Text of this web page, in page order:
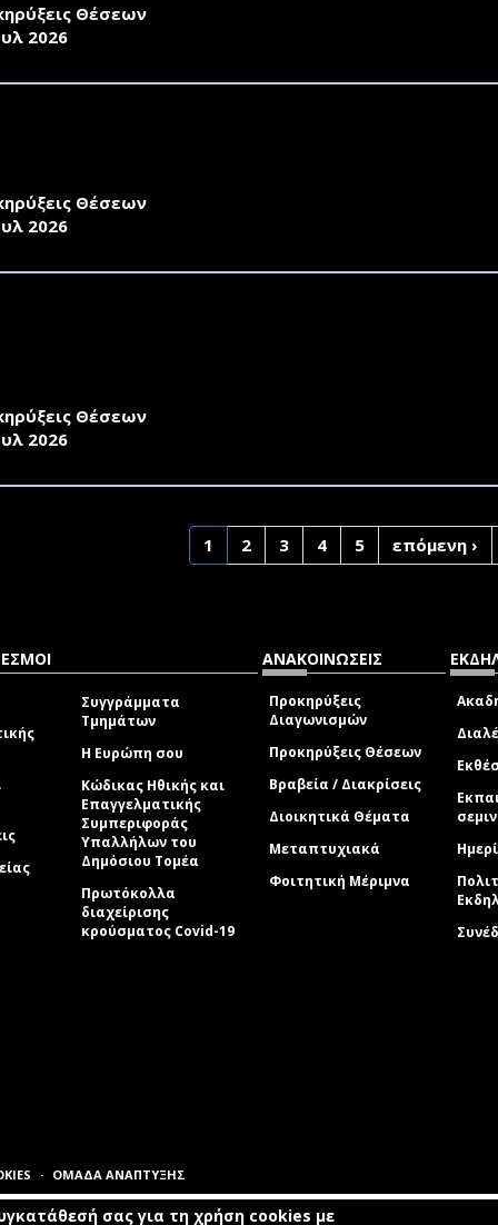
Θέσεων
2026
Θέσεων
2026
Θέσεων
2026
1 2 3 4 5 επόμενη ›
Συγγράμματα
Τμημάτων
Η Ευρώπη σου
Κώδικας Ηθικής και
Επαγγελματικής
Συμπεριφοράς
Υπαλλήλων του
Δημόσιου Τομέα
Πρωτόκολλα
διαχείρισης
κρούσματος Covid-19
ΑΝΑΚΟΙΝΩΣΕΙΣ
Προκηρύξεις
Διαγωνισμών
Προκηρύξεις Θέσεων
Βραβεία / Διακρίσεις
Διοικητικά Θέματα
Μεταπτυχιακά
Φοιτητική Μέριμνα
ΟΜΑΔΑ ΑΝΑΠΤΥΞΗΣ
σας για τη χρήση cookies με